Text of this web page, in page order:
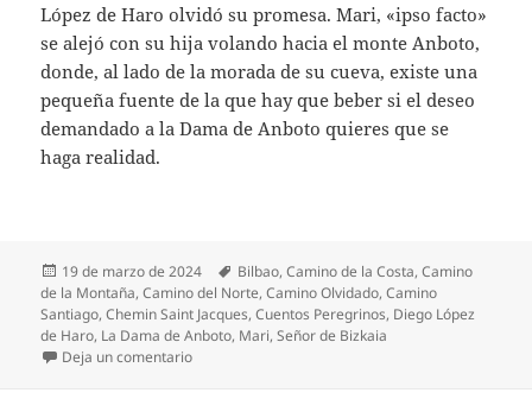
López de Haro olvidó su promesa. Mari, «ipso facto»
se alejó con su hija volando hacia el monte Anboto,
donde, al lado de la morada de su cueva, existe una
pequeña fuente de la que hay que beber si el deseo
demandado a la Dama de Anboto quieres que se
haga realidad.
Publicado
el
19 de marzo de 2024 Etiquetas
Bilbao,Camino de la Costa,Camino
de la Montaña,Camino del Norte,Camino Olvidado,Camino
Santiago,Chemin Saint Jacques,Cuentos Peregrinos, Diego López
de Haro, La Dama de Anboto, Mari,Señor de Bizkaia
Deja un comentarioen Mari, la Dama de Anboto que enamoró al Señor